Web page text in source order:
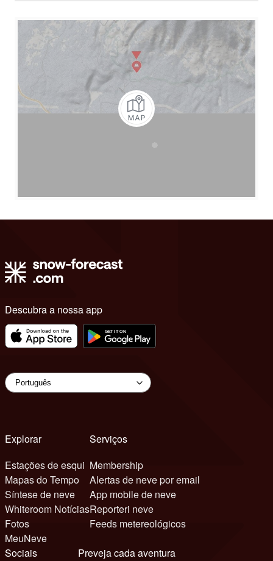
Descubra a nossa app
Explorar
Estações de esqui
Mapas do Tempo
Síntese de neve
Whiteroom Notícias
Fotos
MeuNeve
Serviços
Membership
Alertas de neve por email
App mobile de neve
Reporteri neve
Feeds metereológicos
Sociais
Preveja cada aventura